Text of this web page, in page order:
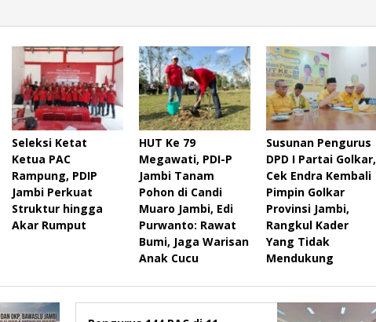
Seleksi Ketat
Ketua PAC
Rampung, PDIP
Jambi Perkuat
Struktur hingga
Akar Rumput
HUT Ke 79
Megawati, PDI-P
Jambi Tanam
Pohon di Candi
Muaro Jambi, Edi
Purwanto: Rawat
Bumi, Jaga Warisan
Anak Cucu
Susunan Pengurus
DPD I Partai Golkar,
Cek Endra Kembali
Pimpin Golkar
Provinsi Jambi,
Rangkul Kader
Yang Tidak
Mendukung